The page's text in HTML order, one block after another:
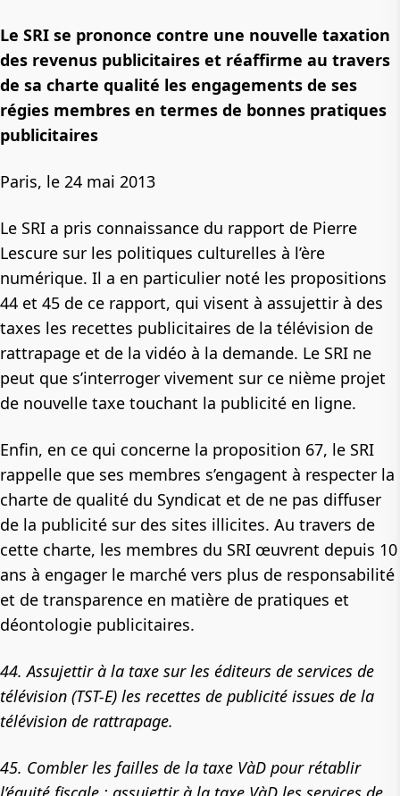
Le SRI se prononce contre une nouvelle taxation
des revenus publicitaires et réaffirme au travers
de sa charte qualité les engagements de ses
régies membres en termes de bonnes pratiques
publicitaires
Paris, le 24 mai 2013
Le SRI a pris connaissance du rapport de Pierre
Lescure sur les politiques culturelles à l’ère
numérique. Il a en particulier noté les propositions
44 et 45 de ce rapport, qui visent à assujettir à des
taxes les recettes publicitaires de la télévision de
rattrapage et de la vidéo à la demande. Le SRI ne
peut que s’interroger vivement sur ce nième projet
de nouvelle taxe touchant la publicité en ligne.
Enfin, en ce qui concerne la proposition 67, le SRI
rappelle que ses membres s’engagent à respecter la
charte de qualité du Syndicat et de ne pas diffuser
de la publicité sur des sites illicites. Au travers de
cette charte, les membres du SRI œuvrent depuis 10
ans à engager le marché vers plus de responsabilité
et de transparence en matière de pratiques et
déontologie publicitaires.
44. Assujettir à la taxe sur les éditeurs de services de
télévision (TST-E) les recettes de publicité issues de la
télévision de rattrapage.
45. Combler les failles de la taxe VàD pour rétablir